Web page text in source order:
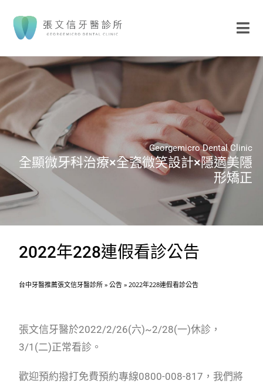
Georgemicro Dental Clinic
全顯微牙科治療×全瓷微笑設計×隱適美隱
形矯正
2022年228連假看診公告
台中牙醫推薦張文信牙醫診所 » 公告 » 2022年228連假看診公告
張文信牙醫於2022/2/26(六)~2/28(一)休診，
3/1(二)正常看診。
歡迎預約撥打免費預約專線0800-008-817，我們將